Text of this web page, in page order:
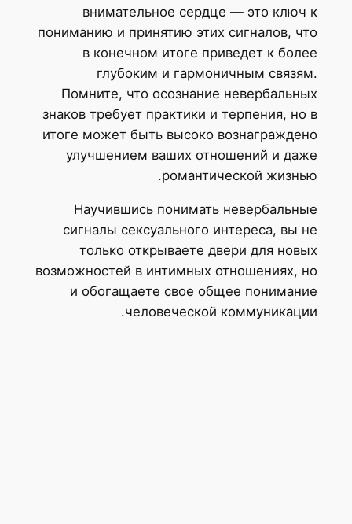
внимательное сердце — это ключ к
пониманию и принятию этих сигналов, что
в конечном итоге приведет к более
глубоким и гармоничным связям.
Помните, что осознание невербальных
знаков требует практики и терпения, но в
итоге может быть высоко вознаграждено
улучшением ваших отношений и даже
романтической жизнью.
Научившись понимать невербальные
сигналы сексуального интереса, вы не
только открываете двери для новых
возможностей в интимных отношениях, но
и обогащаете свое общее понимание
человеческой коммуникации.